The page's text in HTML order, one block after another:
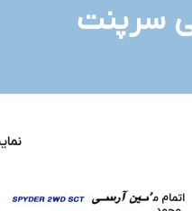
سرپنت
اتمام م